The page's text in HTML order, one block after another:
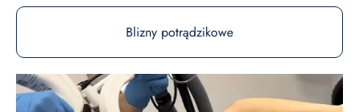
Blizny potrądzikowe